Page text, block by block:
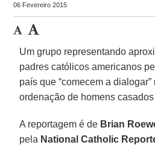
06 Fevereiro 2015
Um grupo representando
padres católicos americanos
país que “comecem a
ordenação de homens
A reportagem é de Brian
pela National Catholic